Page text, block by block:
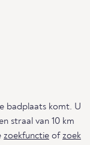
badplaats komt. U
straal van 10 km
zoekfunctie ofzoek